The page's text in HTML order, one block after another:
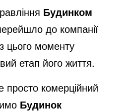
Будинком
до компанії
цього моменту
етап його життя.
комерційний
Будинок